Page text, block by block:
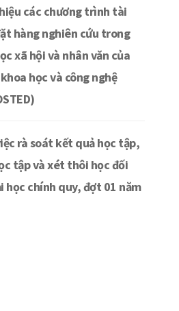
các chương trình tài
hàng nghiên cứu trong
xã hội và nhân văn của
học và công nghệ
rà soát kết quả học tập,
tập và xét thôi học đối
học chính quy, đợt 01 năm